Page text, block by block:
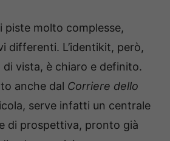
piste molto complesse,
differenti. L’identikit, però,
vista, è chiaro e definito.
anche dal Corriere dello
serve infatti un centrale
di prospettiva, pronto già